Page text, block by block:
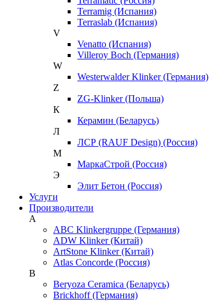
Terramig (Испания)
Terraslab (Испания)
V
Venatto (Испания)
Villeroy Boch (Германия)
W
Westerwalder Klinker (Германия)
Z
ZG-Klinker (Польша)
К
Керамин (Беларусь)
Л
ЛСР (RAUF Design) (Россия)
М
МаркаСтрой (Россия)
Э
Элит Бетон (Россия)
Услуги
Производители
A
ABC Klinkergruppe (Германия)
ADW Klinker (Китай)
ArtStone Klinker (Китай)
Atlas Concorde (Россия)
B
Beryoza Ceramica (Беларусь)
Brickhoff (Германия)